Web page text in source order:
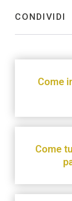
CONDIVIDI
Come
Come